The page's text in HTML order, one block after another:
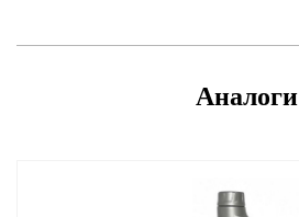
Аналоги